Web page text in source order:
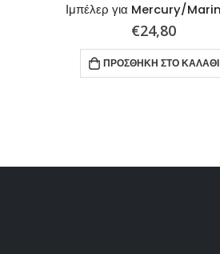
€24,80
ΠΡΟΣΘΉΚΗ ΣΤΟ ΚΑΛΆΘΙ